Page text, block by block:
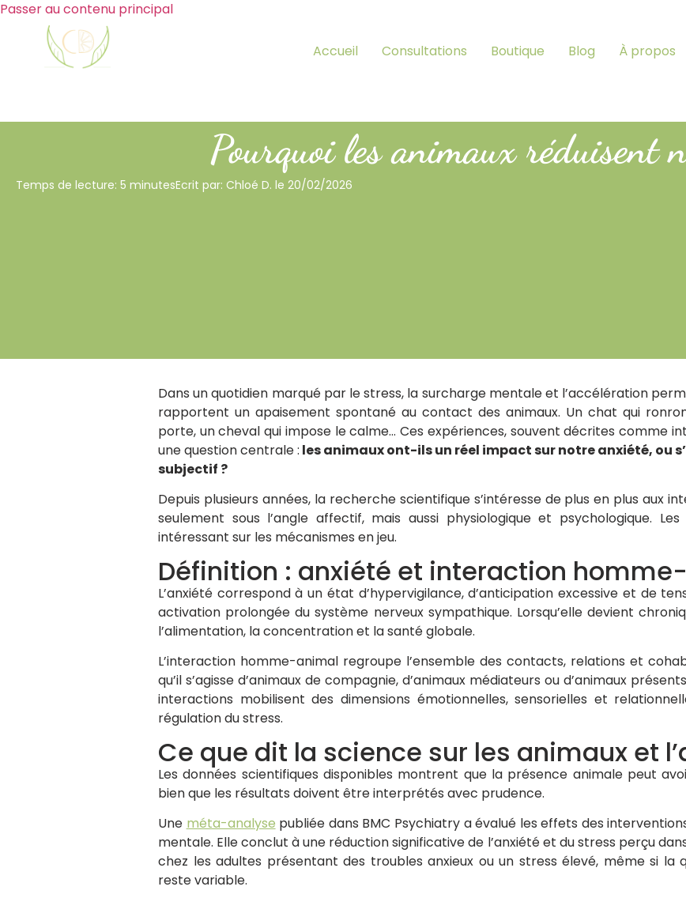
Passer au contenu principal
Accueil Consultations Boutique Blog À propos
Pourquoi les animaux réduisent
Temps de lecture: 5 minutesEcrit par: Chloé D. le 20/02/2026
Dans un quotidien marqué par le stress, la surcharge mentale et l’accélération
rapportent un apaisement spontané au contact des animaux. Un chat qui
porte, un cheval qui impose le calme… Ces expériences, souvent décrites comme
une question centrale : les animaux ont-ils un réel impact sur notre anxiété, ou
subjectif ?
Depuis plusieurs années, la recherche scientifique s’intéresse de plus en plus aux
seulement sous l’angle affectif, mais aussi physiologique et psychologique.
intéressant sur les mécanismes en jeu.
Définition : anxiété et interaction
L’anxiété correspond à un état d’hypervigilance, d’anticipation excessive et de
activation prolongée du système nerveux sympathique. Lorsqu’elle devient
l’alimentation, la concentration et la santé globale.
L’interaction homme-animal regroupe l’ensemble des contacts, relations et
qu’il s’agisse d’animaux de compagnie, d’animaux médiateurs ou d’animaux
interactions mobilisent des dimensions émotionnelles, sensorielles et
régulation du stress.
Ce que dit la science sur les animaux et
Les données scientifiques disponibles montrent que la présence animale peut
bien que les résultats doivent être interprétés avec prudence.
Une méta-analyse publiée dans BMC Psychiatry a évalué les effets des
mentale. Elle conclut à une réduction significative de l’anxiété et du stress perçu
chez les adultes présentant des troubles anxieux ou un stress élevé, même si la
reste variable.